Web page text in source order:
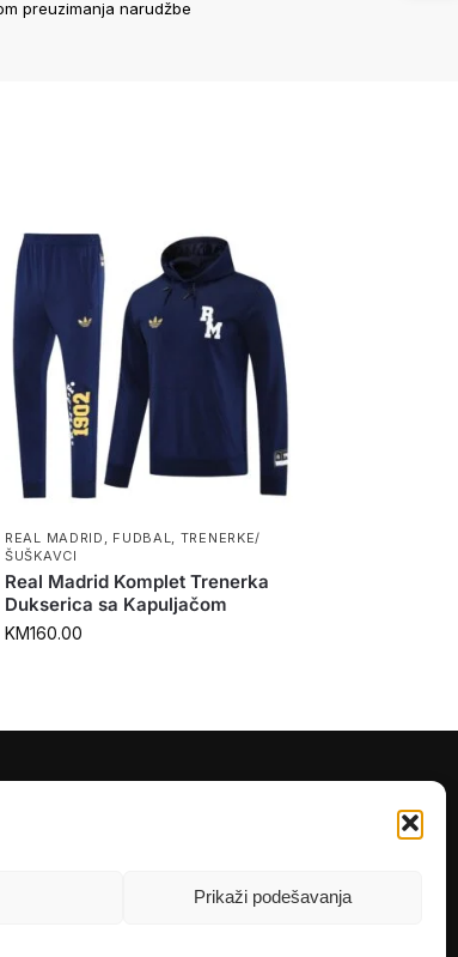
Prikaži podešavanja
preuzimanja narudžbe
REAL MADRID FUDBAL
TRENERKE/
ŠUŠKAVCI
Real Madrid Komplet Trenerka
Dukserica sa Kapuljačom
KM160.00